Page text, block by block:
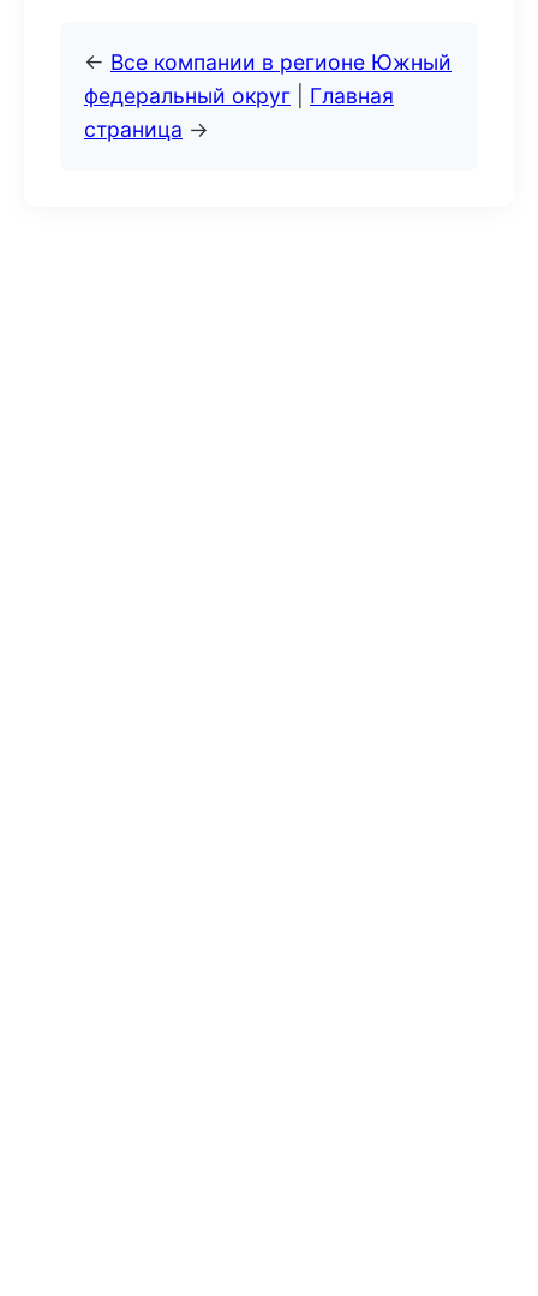
← Все компании в регионе Южный
федеральный округ
Главная
страница →